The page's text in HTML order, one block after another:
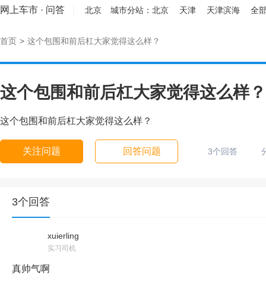
网上车市 · 问答 北京 城市分站： 北京 天津 天津滨海 全
首页 > 这个包围和前后杠大家觉得这么样？
这个包围和前后杠大家觉得这么样？
这个包围和前后杠大家觉得这么样？
关注问题 回答问题 3个回答
3个回答
xuierling
实习司机
真帅气啊